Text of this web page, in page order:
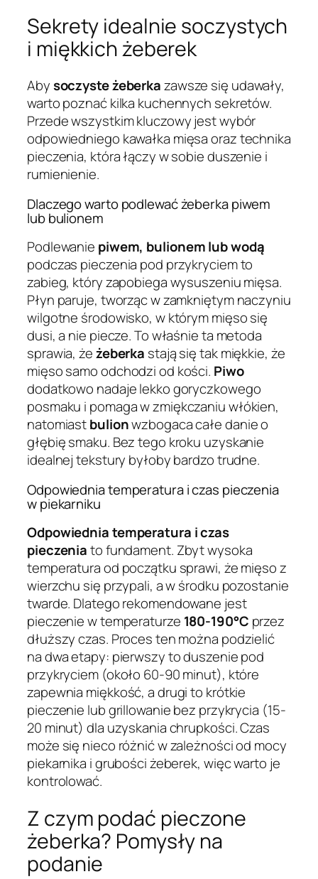
Sekrety idealnie soczystych
i miękkich żeberek
Abysoczyste żeberkazawsze się udawały,
warto poznać kilka kuchennych sekretów.
Przede wszystkim kluczowy jest wybór
odpowiedniego kawałka mięsa oraz technika
pieczenia, która łączy w sobie duszenie i
rumienienie.
Dlaczego warto podlewać żeberka piwem
lub bulionem
Podlewanie piwem, bulionem lub wodą
podczas pieczenia pod przykryciem to
zabieg, który zapobiega wysuszeniu mięsa.
Płyn paruje, tworząc w zamkniętym naczyniu
wilgotne środowisko, w którym mięso się
dusi, a nie piecze. To właśnie ta metoda
sprawia, żeżeberka stają się tak miękkie, że
mięso samo odchodzi od kości. Piwo
dodatkowo nadaje lekko goryczkowego
posmaku i pomaga w zmiękczaniu włókien,
natomiastbulionwzbogaca całe danie o
głębię smaku. Bez tego kroku uzyskanie
idealnej tekstury byłoby bardzo trudne.
Odpowiednia temperatura i czas pieczenia
w piekarniku
Odpowiednia temperatura i czas
pieczeniato fundament. Zbyt wysoka
temperatura od początku sprawi, że mięso z
wierzchu się przypali, a w środku pozostanie
twarde. Dlatego rekomendowane jest
pieczenie w temperaturze 180-190°C przez
dłuższy czas. Proces ten można podzielić
na dwa etapy: pierwszy to duszenie pod
przykryciem (około 60-90 minut), które
zapewnia miękkość, a drugi to krótkie
pieczenie lub grillowanie bez przykrycia (15-
20 minut) dla uzyskania chrupkości. Czas
może się nieco różnić w zależności od mocy
piekarnika i grubości żeberek, więc warto je
kontrolować.
Z czym podać pieczone
żeberka? Pomysły na
podanie